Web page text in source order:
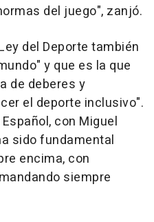
del juego", zanjó.
del Deporte también
y que es la que
de deberes y
el deporte inclusivo".
con Miguel
sido fundamental
encima, con
siempre